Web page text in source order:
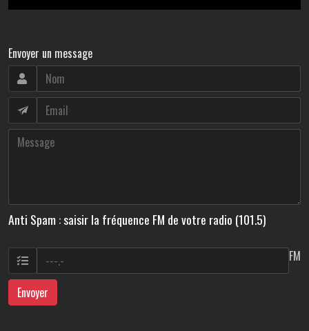
Envoyer un message
Anti Spam : saisir la fréquence FM de votre radio (101.5)
FM
Envoyer